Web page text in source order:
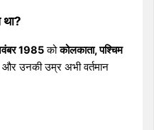
था?
1985कोकोलकाता, पश्चिम
उनकी उम्र अभी वर्तमान